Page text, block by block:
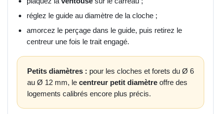
réglez le guide au diamètre de la cloche ;
amorcez le perçage dans le guide, puis retirez le
centreur une fois le trait engagé.
Petits diamètres : pour les cloches et forets du Ø 6
au Ø 12 mm, le centreur petit diamètre offre des
logements calibrés encore plus précis.